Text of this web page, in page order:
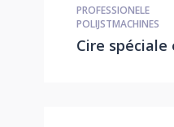
PROFESSIONELE
POLIJSTMACHINES
Cire